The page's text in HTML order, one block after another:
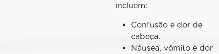
incluem:
Confusão e dor de
cabeça.
Náusea, vômito e dor